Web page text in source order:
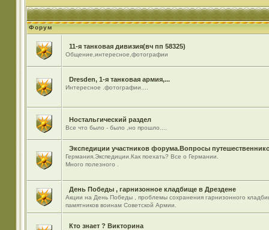
Форум
11-я танковая дивизия(вч пп 58325)
Общение,интересное,фотографии
Dresden, 1-я танковая армия,...
Интересное .фотографии....
Ностальгический раздел
Все что было - было ,но прошло....
Экспедиции участников форума.Вопросы
Германия.Экспедиции.Как поехать? Все о Германии.
Много полезного .
День Победы , гарнизонное кладбище в Дрездене
Акции на День Победы , проблемы сохранения гарнизонного
памятников воинам Советской Армии.
Кто знает ? Викторина